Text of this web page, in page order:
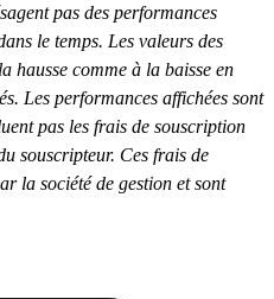
pas des performances
le temps. Les valeurs des
hausse comme à la baisse en
Les performances affichées sont
pas les frais de souscription
souscripteur. Ces frais de
la société de gestion et sont